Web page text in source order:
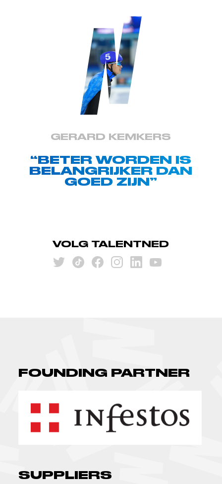
GERARD KEMKERS
“BETER WORDEN IS
BELANGRIJKER DAN
GOED ZIJN”
VOLG TALENTNED
FOUNDING PARTNER
SUPPLIERS